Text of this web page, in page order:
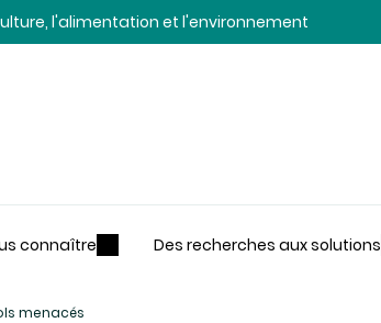
l'alimentation et l'environnement
connaître Des recherches aux solutions
menacés